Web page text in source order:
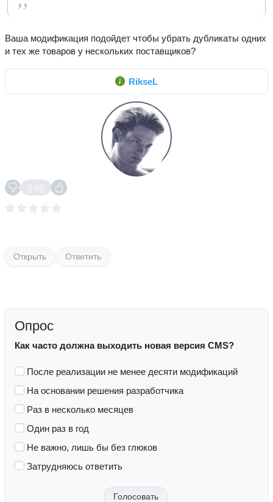
Ваша модификация подойдет чтобы убрать дубликаты одних
и тех же товаров у нескольких поставщиков?
RikseL
0.00
Открыть Ответить
Опрос
Как часто должна выходить новая версия CMS?
После реализации не менее десяти модификаций
На основании решения разработчика
Раз в несколько месяцев
Один раз в год
Не важно, лишь бы без глюков
Затрудняюсь ответить
Голосовать